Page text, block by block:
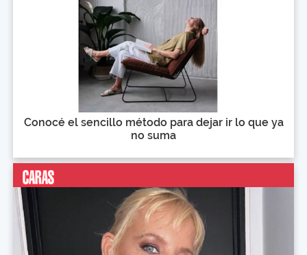
Conocé el sencillo método para dejar ir lo que ya
no suma